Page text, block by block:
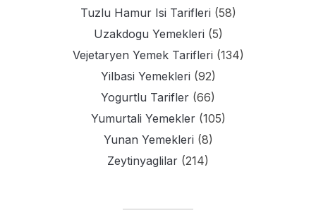
Tuzlu Hamur Isi Tarifleri (58)
Uzakdogu Yemekleri (5)
Vejetaryen Yemek Tarifleri (134)
Yilbasi Yemekleri (92)
Yogurtlu Tarifler (66)
Yumurtali Yemekler(105)
Yunan Yemekleri (8)
Zeytinyaglilar (214)